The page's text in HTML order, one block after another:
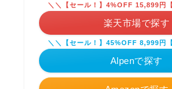
＼＼【セール！】4%OFF 15,899円
楽天市場で探す
＼＼【セール！】45%OFF 8,999円
Alpenで探す